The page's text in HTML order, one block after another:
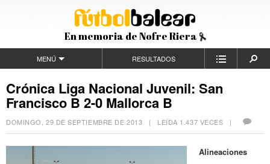
En memoria de Nofre Riera
MENÚ RESULTADOS
Crónica Liga Nacional Juvenil: San
Francisco B 2-0 Mallorca B
DOMINGO, 29 DE SEPTIEMBRE DE 2013 | LEÍDA 1.437 VECES |
Alineaciones